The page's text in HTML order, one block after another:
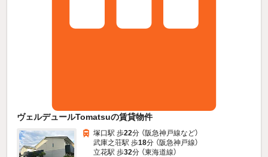
ヴェルデュールTomatsuの賃貸物件
塚口駅 歩22分 （阪急神戸線など）
武庫之荘駅 歩18分 （阪急神戸線）
立花駅 歩32分 （東海道線）